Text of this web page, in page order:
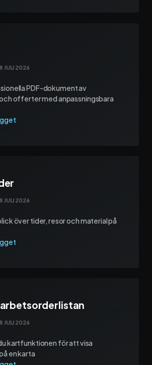
JULI 2026
PDF-dokument av
offerter med anpassningsbara
JULI 2026
över tider, resor och material på
JULI 2026
kartfunktionen för att visa
en karta